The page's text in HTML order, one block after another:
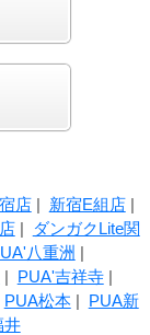
店| 新宿E組店|
|
ダンガクLite関
八重洲 |
| PUA'吉祥寺|
PUA松本| PUA新
井